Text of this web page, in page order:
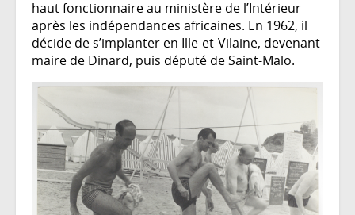
haut fonctionnaire au ministère de l’Intérieur
après les indépendances africaines. En 1962, il
décide de s’implanter en Ille-et-Vilaine, devenant
maire de Dinard, puis député de Saint-Malo.